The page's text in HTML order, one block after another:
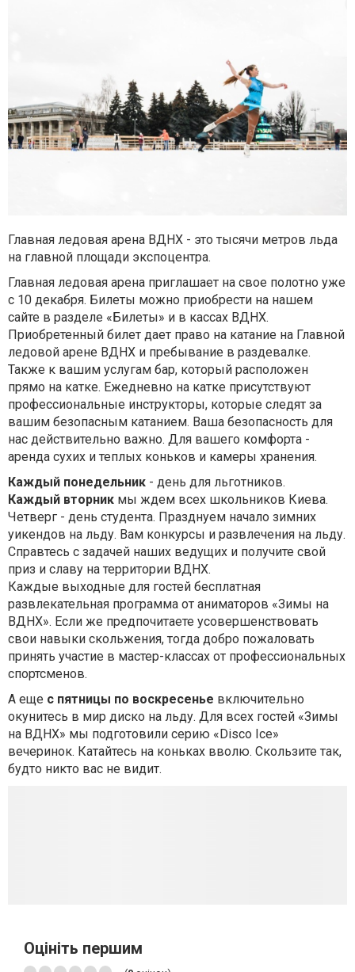
Главная ледовая арена ВДНХ - это тысячи метров льда
на главной площади экспоцентра.
Главная ледовая арена приглашает на свое полотно уже
с 10 декабря. Билеты можно приобрести на нашем
сайте в разделе «Билеты» и в кассах ВДНХ.
Приобретенный билет дает право на катание на Главной
ледовой арене ВДНХ и пребывание в раздевалке.
Также к вашим услугам бар, который расположен
прямо на катке. Ежедневно на катке присутствуют
профессиональные инструкторы, которые следят за
вашим безопасным катанием. Ваша безопасность для
нас действительно важно. Для вашего комфорта -
аренда сухих и теплых коньков и камеры хранения.
Каждый понедельник - день для льготников.
Каждый вторник мы ждем всех школьников Киева.
Четверг - день студента. Празднуем начало зимних
уикендов на льду. Вам конкурсы и развлечения на льду.
Справтесь с задачей наших ведущих и получите свой
приз и славу на территории ВДНХ.
Каждые выходные для гостей бесплатная
развлекательная программа от аниматоров «Зимы на
ВДНХ». Если же предпочитаете усовершенствовать
свои навыки скольжения, тогда добро пожаловать
принять участие в мастер-классах от профессиональных
спортсменов.
А еще с пятницы по воскресенье включительно
окунитесь в мир диско на льду. Для всех гостей «Зимы
на ВДНХ» мы подготовили серию «Disco Ice»
вечеринок. Катайтесь на коньках вволю. Скользите так,
будто никто вас не видит.
Оцініть першим